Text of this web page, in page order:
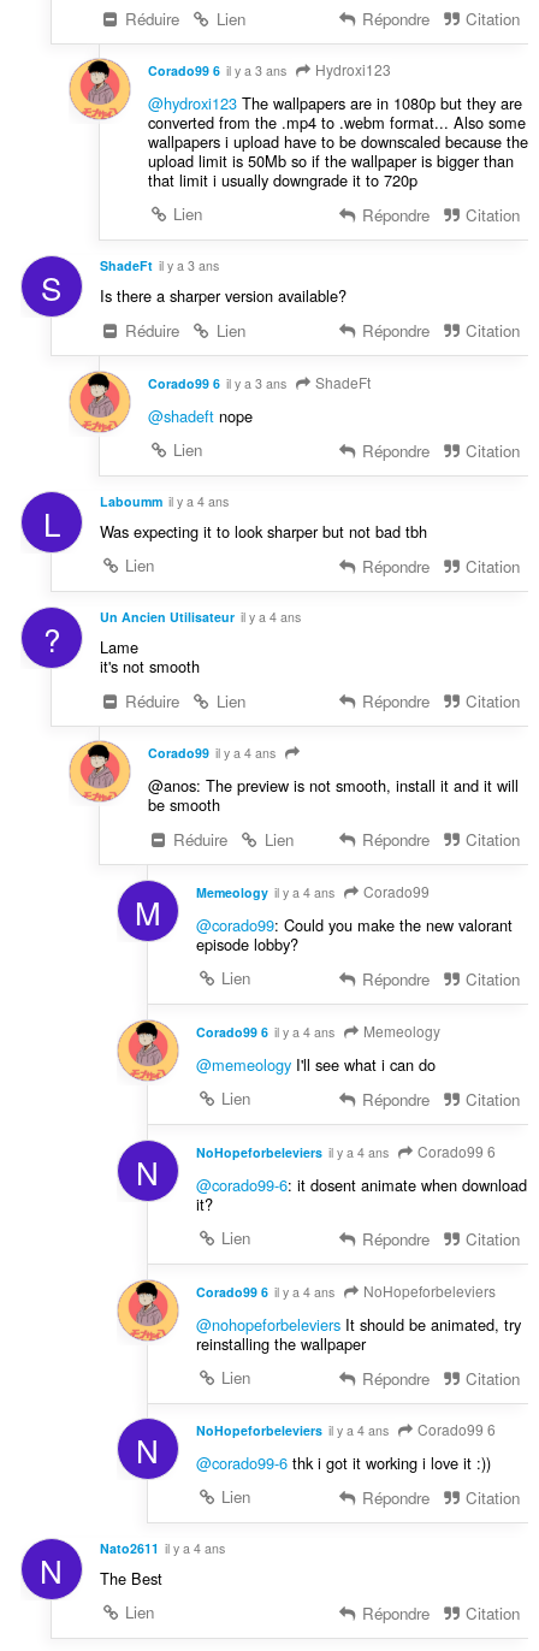
Réduire
Lien Répondre Citation
Corado99 6 il y a 3 ans Hydroxi123
@hydroxi123The wallpapers are in 1080p but they are
converted from the .mp4 to .webm format... Also some
wallpapers i upload have to be downscaled because the
upload limit is 50Mb so if the wallpaper is bigger than
that limit i usually downgrade it to 720p
Lien
Répondre Citation
S ShadeFt il y a 3 ans
Is there a sharper version available?
Réduire
Lien Répondre Citation
Corado99 6 il y a 3 ans ShadeFt
@shadeftnope
Lien
Répondre Citation
L Laboumm il y a 4 ans
Was expecting it to look sharper but not bad tbh
Lien
Répondre Citation
? Un Ancien Utilisateur il y a 4 ans
Lame
it's not smooth
Réduire
Lien Répondre Citation
Corado99 il y a 4 ans
@anos: The preview is not smooth, install it and it will
be smooth
Réduire
Lien Répondre Citation
M Memeology il y a 4 ans Corado99
@corado99: Could you make the new valorant
episode lobby?
Lien
Répondre Citation
Corado99 6 il y a 4 ans Memeology
@memeologyI'll see what i can do
Lien
Répondre Citation
N NoHopeforbeleviers il y a 4 ans Corado99 6
@corado99-6: it dosent animate when download
it?
Lien
Répondre Citation
Corado99 6 il y a 4 ans NoHopeforbeleviers
@nohopeforbeleviersIt should be animated, try
reinstalling the wallpaper
Lien
Répondre Citation
N NoHopeforbeleviers il y a 4 ans Corado99 6
@corado99-6thk i got it working i love it :))
Lien
Répondre Citation
N Nato2611 il y a 4 ans
The Best
Lien
Répondre Citation